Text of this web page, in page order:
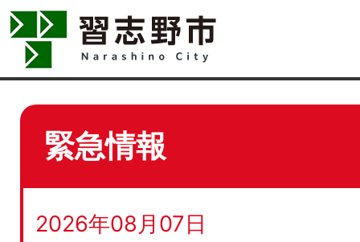
緊急情報
2026年08月07日